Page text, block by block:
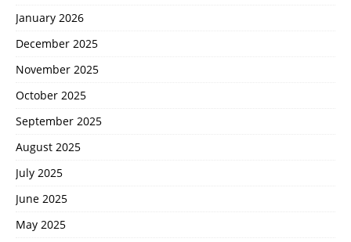
January 2026
December 2025
November 2025
October 2025
September 2025
August 2025
July 2025
June 2025
May 2025